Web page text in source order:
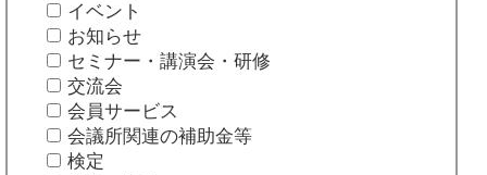
イベント
お知らせ
セミナー・講演会・研修
交流会
会員サービス
会議所関連の補助金等
検定